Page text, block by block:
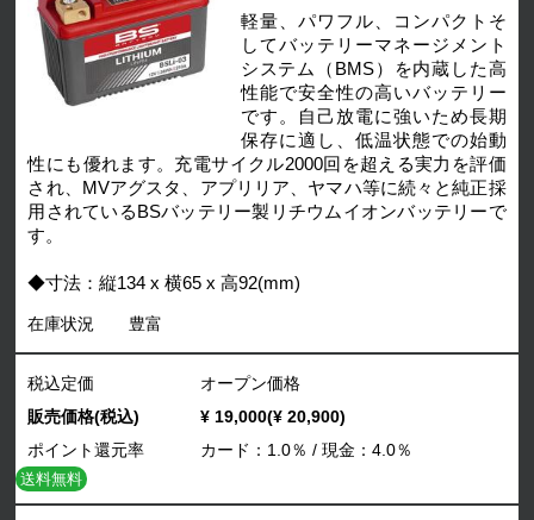
軽量、パワフル、コンパクトそ
してバッテリーマネージメント
システム（BMS）を内蔵した高
性能で安全性の高いバッテリー
です。自己放電に強いため長期
保存に適し、低温状態での始動
性にも優れます。充電サイクル2000回を超える実力を評価
され、MVアグスタ、アプリリア、ヤマハ等に続々と純正採
用されているBSバッテリー製リチウムイオンバッテリーで
す。
◆寸法：縦134 x 横65 x 高92(mm)
在庫状況 豊富
税込定価
オープン価格
販売価格(税込)
¥ 19,000(¥ 20,900)
ポイント還元率
カード：1.0％ / 現金：4.0％
送料無料